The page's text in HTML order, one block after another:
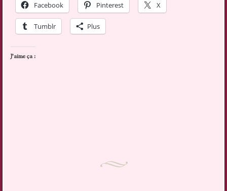
Facebook
Pinterest X
Tumblr Plus
J’aime ça :